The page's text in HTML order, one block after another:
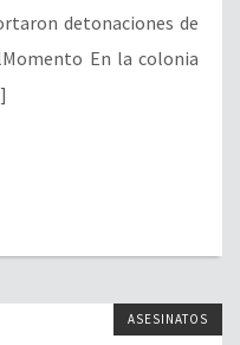
detonaciones de
En la colonia
ASESINATOS